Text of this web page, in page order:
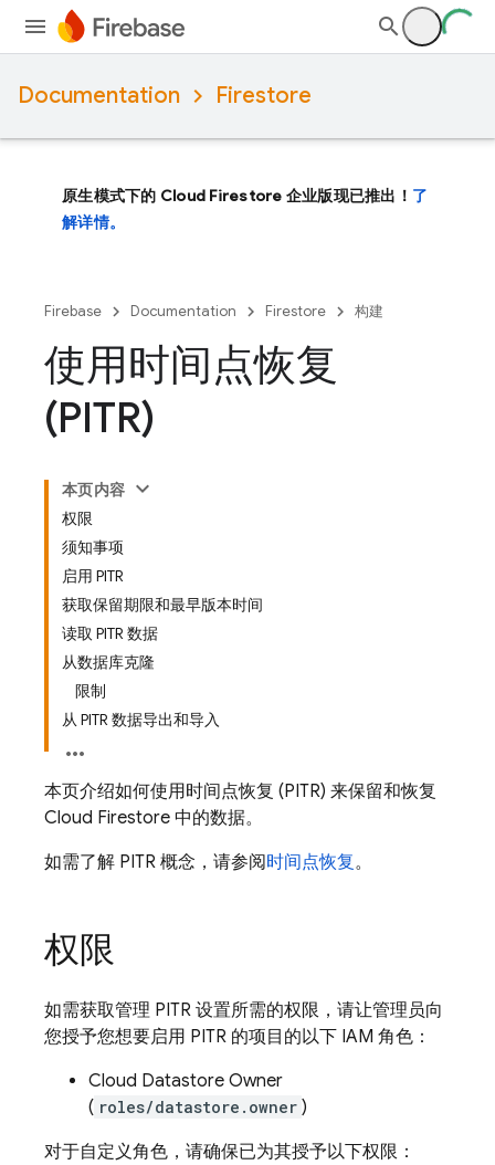
Documentation Firestore
原生模式下的 Cloud Firestore 企业版现已推出！ 了
解详情。
Firebase Documentation Firestore 构建
使用时间点恢复
(PITR)
本页内容
权限
须知事项
启用 PITR
获取保留期限和最早版本时间
读取 PITR 数据
从数据库克隆
限制
从 PITR 数据导出和导入
本页介绍如何使用时间点恢复 (PITR) 来保留和恢复
Cloud Firestore 中的数据。
如需了解 PITR 概念，请参阅时间点恢复。
权限
如需获取管理 PITR 设置所需的权限，请让管理员向
您授予您想要启用 PITR 的项目的以下 IAM 角色：
Cloud Datastore Owner
( roles/datastore.owner )
对于自定义角色，请确保已为其授予以下权限：